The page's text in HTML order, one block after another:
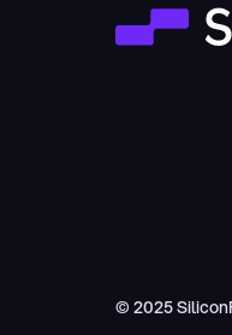
© 2025